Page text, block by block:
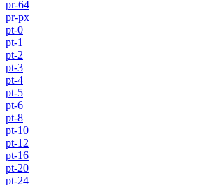
pr-64
pr-px
pt-0
pt-1
pt-2
pt-3
pt-4
pt-5
pt-6
pt-8
pt-10
pt-12
pt-16
pt-20
pt-24